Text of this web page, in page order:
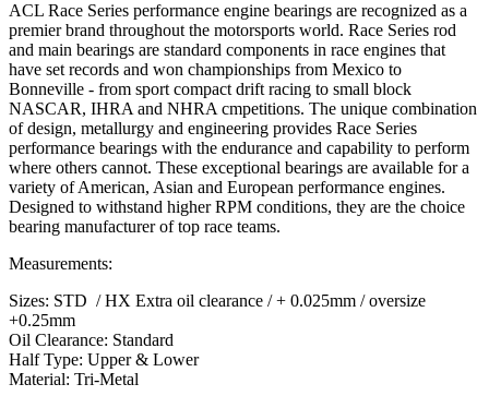
ACL Race Series performance engine bearings are recognized as a
premier brand throughout the motorsports world. Race Series rod
and main bearings are standard components in race engines that
have set records and won championships from Mexico to
Bonneville - from sport compact drift racing to small block
NASCAR, IHRA and NHRA cmpetitions. The unique combination
of design, metallurgy and engineering provides Race Series
performance bearings with the endurance and capability to perform
where others cannot. These exceptional bearings are available for a
variety of American, Asian and European performance engines.
Designed to withstand higher RPM conditions, they are the choice
bearing manufacturer of top race teams.
Measurements:
Sizes: STD / HX Extra oil clearance / + 0.025mm / oversize
+0.25mm
Oil Clearance: Standard
Half Type: Upper & Lower
Material: Tri-Metal